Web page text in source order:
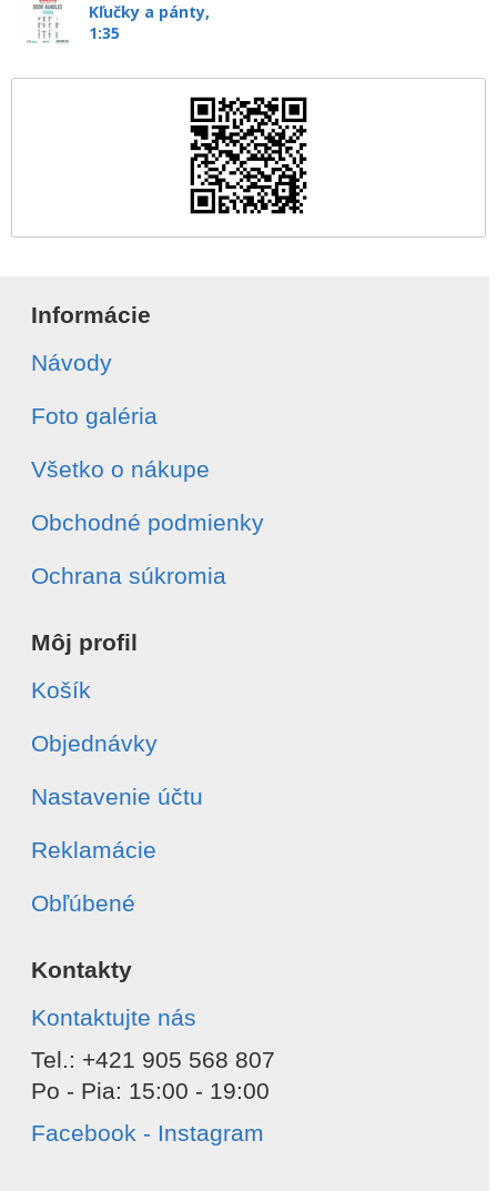
Kľučky a pánty,
1:35
Informácie
Návody
Foto galéria
Všetko o nákupe
Obchodné podmienky
Ochrana súkromia
Môj profil
Košík
Objednávky
Nastavenie účtu
Reklamácie
Obľúbené
Kontakty
Kontaktujte nás
Tel.: +421 905 568 807
Po - Pia: 15:00 - 19:00
Facebook - Instagram